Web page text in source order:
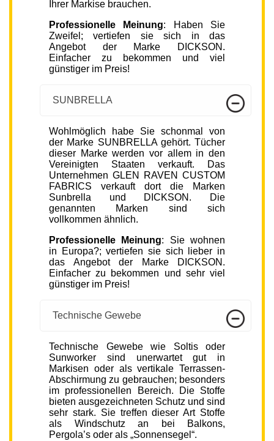
Ihrer Markise brauchen.
Professionelle Meinung: Haben Sie
Zweifel; vertiefen sie sich in das
Angebot der Marke DICKSON.
Einfacher zu bekommen und viel
günstiger im Preis!
SUNBRELLA
Wohlmöglich habe Sie schonmal von
der Marke SUNBRELLA gehört. Tücher
dieser Marke werden vor allem in den
Vereinigten Staaten verkauft. Das
Unternehmen GLEN RAVEN CUSTOM
FABRICS verkauft dort die Marken
Sunbrella und DICKSON. Die
genannten Marken sind sich
vollkommen ähnlich.
Professionelle Meinung: Sie wohnen
in Europa?; vertiefen sie sich lieber in
das Angebot der Marke DICKSON.
Einfacher zu bekommen und sehr viel
günstiger im Preis!
Technische Gewebe
Technische Gewebe wie Soltis oder
Sunworker sind unerwartet gut in
Markisen oder als vertikale Terrassen-
Abschirmung zu gebrauchen; besonders
im professionellen Bereich. Die Stoffe
bieten ausgezeichneten Schutz und sind
sehr stark. Sie treffen dieser Art Stoffe
als Windschutz an bei Balkons,
Pergola’s oder als „Sonnensegel“.